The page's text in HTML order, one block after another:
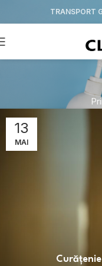
TRANSPORT
13
MAI